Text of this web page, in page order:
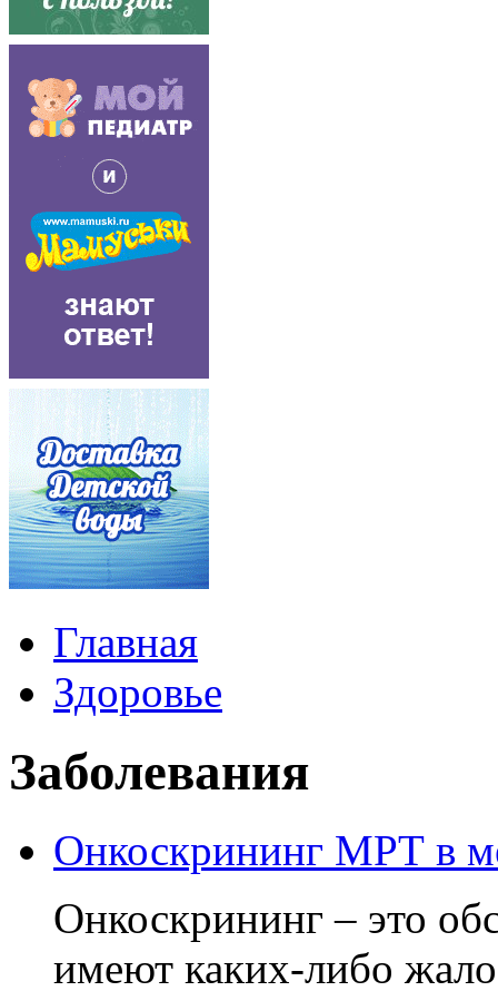
Главная
Здоровье
Заболевания
Онкоскрининг МРТ в
Онкоскрининг – это
имеют каких-либо